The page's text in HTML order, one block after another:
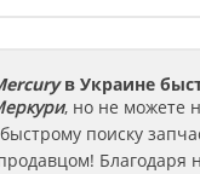
в Украине
, но не можете
поиску
Благодаря